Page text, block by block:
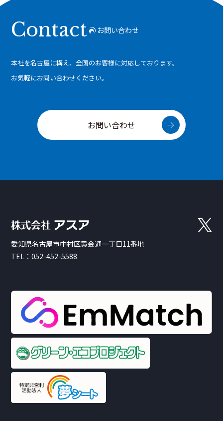
Contact お問い合わせ
本社を名古屋に構え、全国のお客様に対応しております。
お気軽にお問い合わせください。
お問い合わせ
愛知県名古屋市中村区黄金通一丁目11番地
TEL：052-452-5588